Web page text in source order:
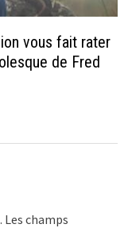
vous fait rater
de Fred
Les champs